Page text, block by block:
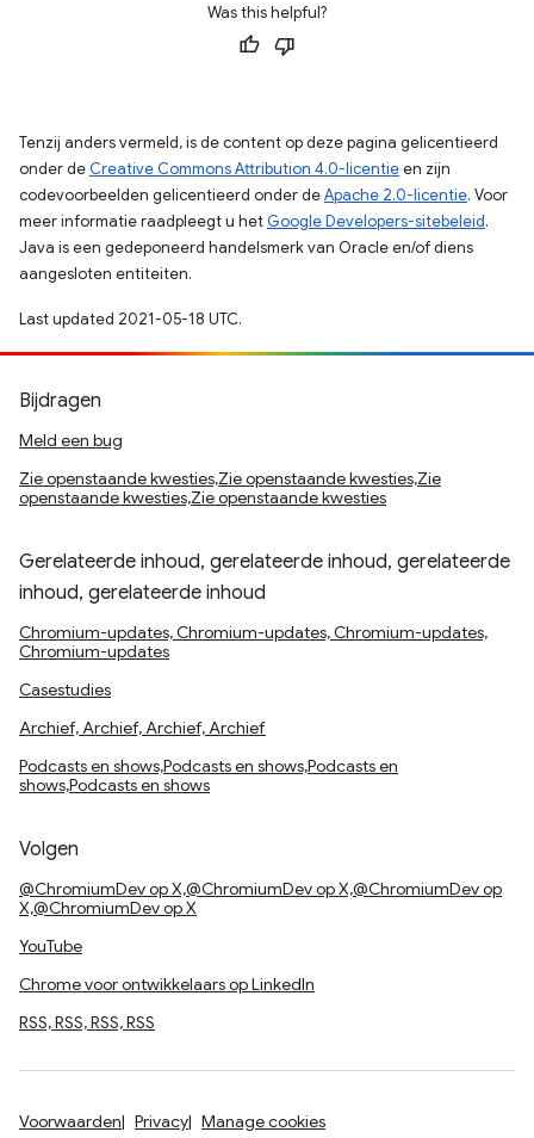
Was this helpful?
Tenzij anders vermeld, is de content op deze pagina gelicentieerd
onder de Creative Commons Attribution 4.0-licentieen zijn
codevoorbeelden gelicentieerd onder deApache 2.0-licentie. Voor
meer informatie raadpleegt u het Google Developers-sitebeleid.
Java is een gedeponeerd handelsmerk van Oracle en/of diens
aangesloten entiteiten.
Last updated 2021-05-18 UTC.
Bijdragen
Meld een bug
Zie openstaande kwesties,Zie openstaande kwesties,Zie
openstaande kwesties,Zie openstaande kwesties
Gerelateerde inhoud, gerelateerde inhoud, gerelateerde
inhoud, gerelateerde inhoud
Chromium-updates, Chromium-updates, Chromium-updates,
Chromium-updates
Casestudies
Archief, Archief, Archief, Archief
Podcasts en shows,Podcasts en shows,Podcasts en
shows,Podcasts en shows
Volgen
@ChromiumDev op X,@ChromiumDev op X,@ChromiumDev op
X,@ChromiumDev op X
YouTube
Chrome voor ontwikkelaars op LinkedIn
RSS, RSS, RSS, RSS
Voorwaarden Privacy Manage cookies